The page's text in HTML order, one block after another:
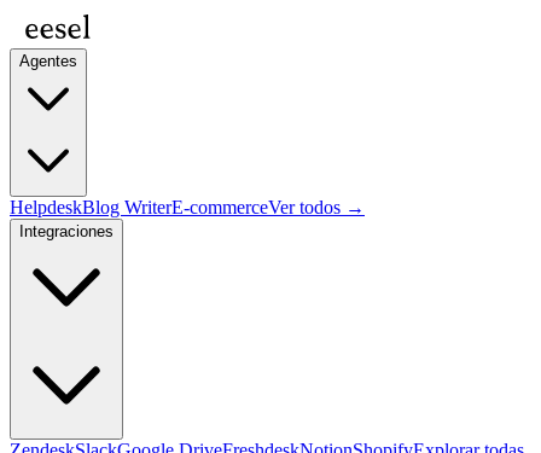
Agentes
HelpdeskBlog WriterE-commerceVer todos →
Integraciones